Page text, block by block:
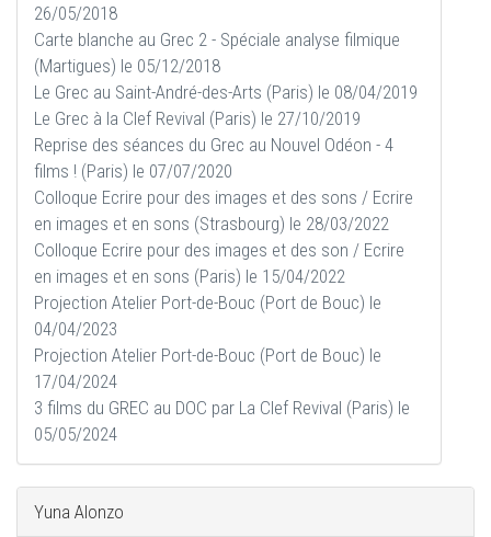
26/05/2018
Carte blanche au Grec 2 - Spéciale analyse filmique
(Martigues) le 05/12/2018
Le Grec au Saint-André-des-Arts (Paris) le 08/04/2019
Le Grec à la Clef Revival (Paris) le 27/10/2019
Reprise des séances du Grec au Nouvel Odéon - 4
films ! (Paris) le 07/07/2020
Colloque Ecrire pour des images et des sons / Ecrire
en images et en sons (Strasbourg) le 28/03/2022
Colloque Ecrire pour des images et des son / Ecrire
en images et en sons (Paris) le 15/04/2022
Projection Atelier Port-de-Bouc (Port de Bouc) le
04/04/2023
Projection Atelier Port-de-Bouc (Port de Bouc) le
17/04/2024
3 films du GREC au DOC par La Clef Revival (Paris) le
05/05/2024
Yuna Alonzo